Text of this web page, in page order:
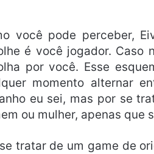
você pode perceber,
é você jogador. Caso
por você. Esse
momento alternar
eu sei, mas por se
ou mulher, apenas que
tratar de um game de